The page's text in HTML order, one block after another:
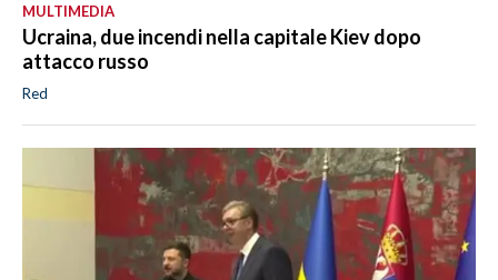
MULTIMEDIA
Ucraina, due incendi nella capitale Kiev dopo
attacco russo
Red